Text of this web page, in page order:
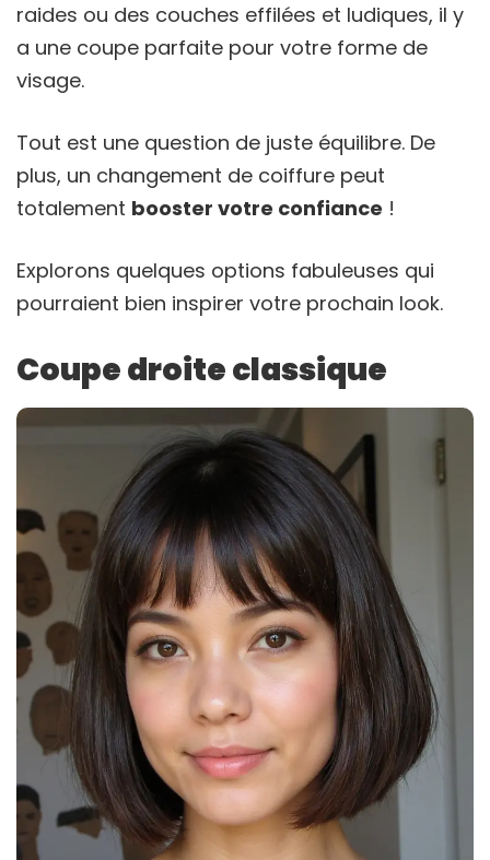
raides ou des couches effilées et ludiques, il y
a une coupe parfaite pour votre forme de
visage.
Tout est une question de juste équilibre. De
plus, un changement de coiffure peut
totalement booster votre confiance !
Explorons quelques options fabuleuses qui
pourraient bien inspirer votre prochain look.
Coupe droite classique